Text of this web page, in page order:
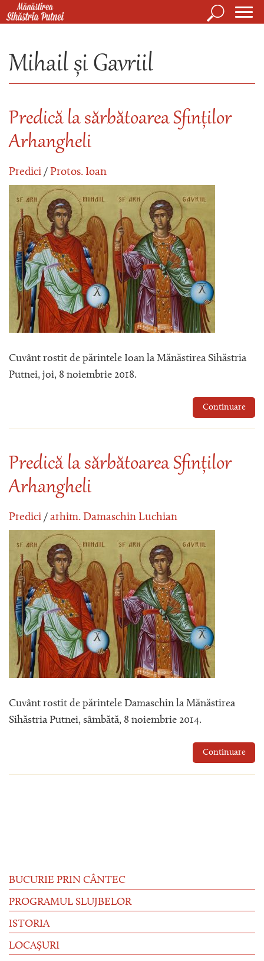
Mergi la conţinutul principal
Căutare
Mihail și Gavriil
Predică la sărbătoarea Sfinților
Arhangheli
Predici / Protos. Ioan
Cuvânt rostit de părintele Ioan la Mănăstirea Sihăstria
Putnei, joi, 8 noiembrie 2018.
Continuare
Predică la sărbătoarea Sfinților
Arhangheli
Predici / arhim. Damaschin Luchian
Cuvânt rostit de părintele Damaschin la Mănăstirea
Sihăstria Putnei, sâmbătă, 8 noiembrie 2014.
Continuare
BUCURIE PRIN CÂNTEC
PROGRAMUL SLUJBELOR
ISTORIA
LOCAȘURI